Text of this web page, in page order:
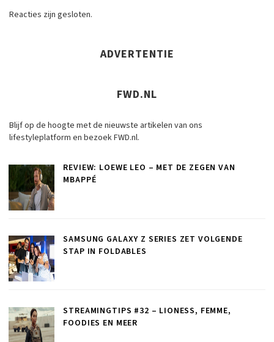
Reacties zijn gesloten.
ADVERTENTIE
FWD.NL
Blijf op de hoogte met de nieuwste artikelen van ons
lifestyleplatform en bezoek FWD.nl.
REVIEW: LOEWE LEO – MET DE ZEGEN VAN
MBAPPÉ
SAMSUNG GALAXY Z SERIES ZET VOLGENDE
STAP IN FOLDABLES
STREAMINGTIPS #32 – LIONESS, FEMME,
FOODIES EN MEER